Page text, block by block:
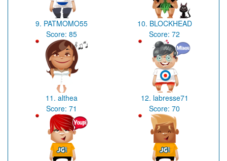
9. PATMOMO55
Score:85
10. BLOCKHEAD
Score:72
11. althea
Score:71
12. labresse71
Score:70